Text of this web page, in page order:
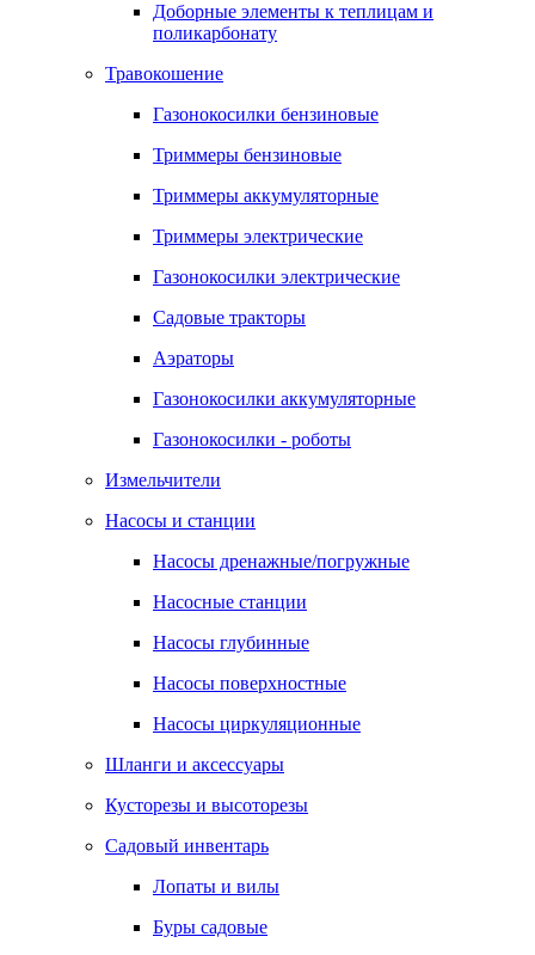
Доборные элементы к теплицам и
поликарбонату
Травокошение
Газонокосилки бензиновые
Триммеры бензиновые
Триммеры аккумуляторные
Триммеры электрические
Газонокосилки электрические
Садовые тракторы
Аэраторы
Газонокосилки аккумуляторные
Газонокосилки - роботы
Измельчители
Насосы и станции
Насосы дренажные/погружные
Насосные станции
Насосы глубинные
Насосы поверхностные
Насосы циркуляционные
Шланги и аксессуары
Кусторезы и высоторезы
Садовый инвентарь
Лопаты и вилы
Буры садовые